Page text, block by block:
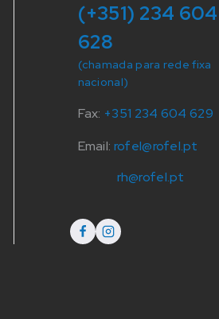
(+351) 234 604
628
(chamada para rede fixa
nacional)
Fax: +351 234 604 629
Email: rofel@rofel.pt
rh@rofel.pt